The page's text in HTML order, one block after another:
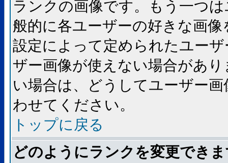
ランクの画像です。もう一つ
般的に各ユーザーの好きな画
設定によって定められたユー
ザー画像が使えない場合があ
い場合は、どうしてユーザー
わせてください。
トップに戻る
どのようにランクを変更でき